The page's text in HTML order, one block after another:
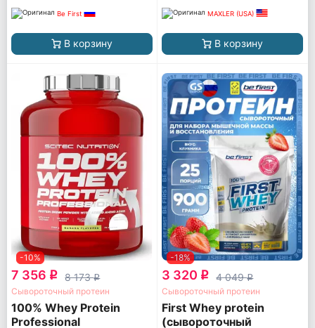
Be First
В корзину
MAXLER (USA)
В корзину
-10%
7 356 q 8 173q
Сывороточный протеин
100% Whey Protein
Professional
-18%
3 320 q 4 049q
Сывороточный протеин
First Whey protein
(сывороточный